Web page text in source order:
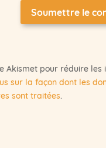
Soumettre le
Akismet pour réduire les
sur la façon dont les
sont traitées.